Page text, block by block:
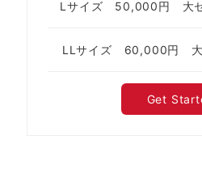
Lサイズ 50,000円 大セ
LLサイズ 60,000円 大
Get